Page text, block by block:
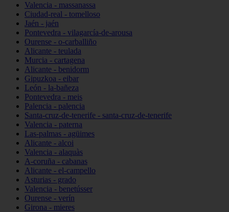
Valencia - massanassa
Ciudad-real - tomelloso
Jaén - jaén
Pontevedra - vilagarcía-de-arousa
Ourense - o-carballiño
Alicante - teulada
Murcia - cartagena
Alicante - benidorm
Gipuzkoa - eibar
León - la-bañeza
Pontevedra - meis
Palencia - palencia
Santa-cruz-de-tenerife - santa-cruz-de-tenerife
Valencia - paterna
Las-palmas - agüimes
Alicante - alcoi
Valencia - alaquàs
A-coruña - cabanas
Alicante - el-campello
Asturias - grado
Valencia - benetússer
Ourense - verín
Girona - mieres